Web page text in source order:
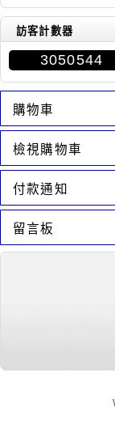
訪客計數器
3050544
購物車
檢視購物車
付款通知
留言板